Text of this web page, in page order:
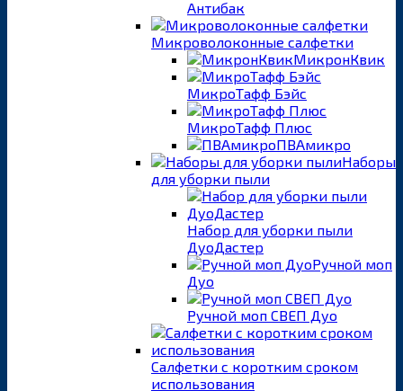
Антибак
Микроволоконные салфетки
МикронКвик
МикроТафф Бэйс
МикроТафф Плюс
ПВАмикро
Наборы
для уборки пыли
Набор для уборки пыли
ДуоДастер
Ручной моп
Дуо
Ручной моп СВЕП Дуо
Салфетки с коротким сроком
использования